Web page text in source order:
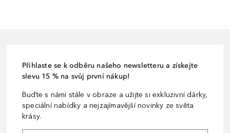
Přihlaste se k odběru našeho newsletteru a získejte
slevu 15 % na svůj první nákup!
Buďte s námi stále v obraze a užijte si exkluzivní dárky,
speciální nabídky a nejzajímavější novinky ze světa
krásy.